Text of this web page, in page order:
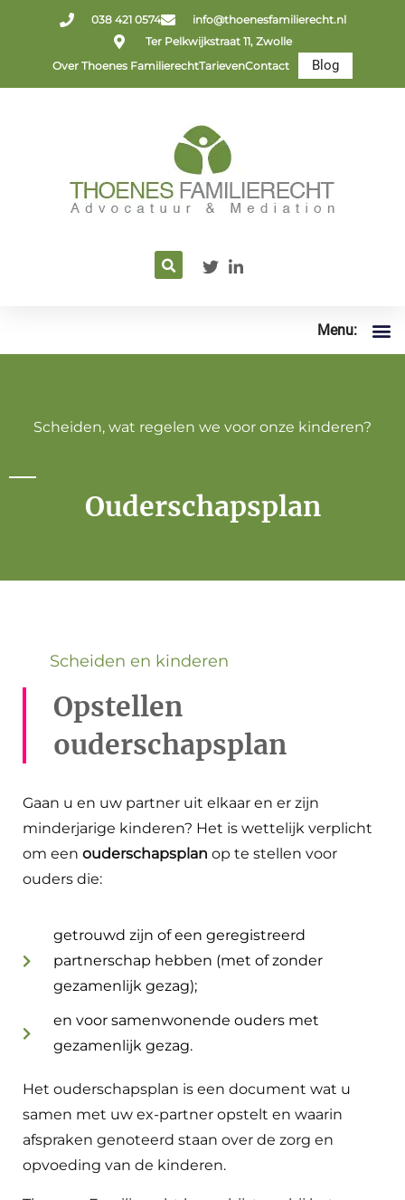
038 421 0574
info@thoenesfamilierecht.nl
Ter Pelkwijkstraat 11, Zwolle
Over Thoenes FamilierechtTarievenContact Blog
Menu:
Scheiden, wat regelen we voor onze kinderen?
Ouderschapsplan
Scheiden en kinderen
Opstellen
ouderschapsplan
Gaan u en uw partner uit elkaar en er zijn
minderjarige kinderen? Het is wettelijk verplicht
om een ouderschapsplan op te stellen voor
ouders die:
getrouwd zijn of een geregistreerd
partnerschap hebben (met of zonder
gezamenlijk gezag);
en voor samenwonende ouders met
gezamenlijk gezag.
Het ouderschapsplan is een document wat u
samen met uw ex-partner opstelt en waarin
afspraken genoteerd staan over de zorg en
opvoeding van de kinderen.